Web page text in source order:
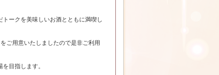
ークを美味しいお酒とともに満喫し
ご用意いたしましたので是非ご利用
目指します。